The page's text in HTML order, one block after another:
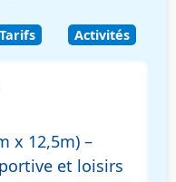
Tarifs Activités
x 12,5m) –
et loisirs